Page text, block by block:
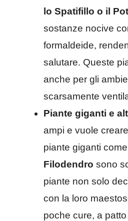
lo Spatifillo o il
sostanze nocive
formaldeide,
salutare. Queste
anche per gli
scarsamente
Piante giganti e
ampi e vuole
piante giganti
Filodendro sono
piante non solo
con la loro
poche cure, a